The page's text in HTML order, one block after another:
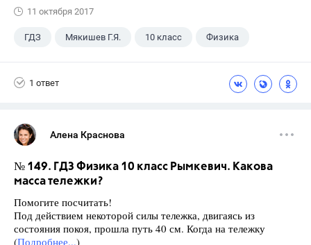
11 октября 2017
ГДЗ Мякишев Г.Я. 10 класс Физика
1 ответ
Алена Краснова
№ 149. ГДЗ Физика 10 класс Рымкевич. Какова
масса тележки?
Помогите посчитать!
Под действием некоторой силы тележка, двигаясь из
состояния покоя, прошла путь 40 см. Когда на тележку
(Подробнее...)